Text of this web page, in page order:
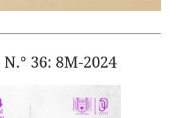
36: 8M-2024